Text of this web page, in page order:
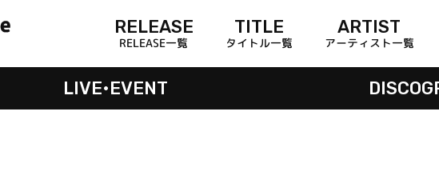
RELEASE
RELEASE一覧
TITLE
タイトル一覧
ARTIST
アーティスト一覧
LIVE•EVENT